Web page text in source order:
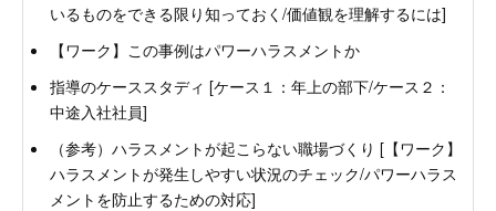
いるものをできる限り知っておく/価値観を理解するには]
【ワーク】この事例はパワーハラスメントか
指導のケーススタディ [ケース１：年上の部下/ケース２：
中途入社社員]
（参考）ハラスメントが起こらない職場づくり [【ワーク】
ハラスメントが発生しやすい状況のチェック/パワーハラス
メントを防止するための対応]